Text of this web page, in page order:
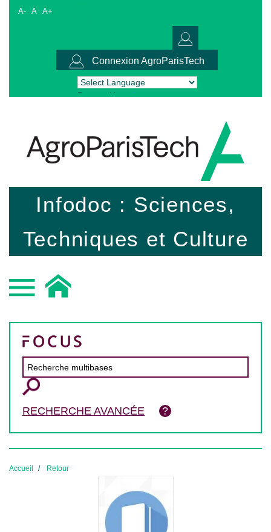
A- A A+
Connexion AgroParisTech
Powered by Translate
Infodoc : Sciences,
Techniques et Culture
RECHERCHE AVANCÉE
Accueil Retour